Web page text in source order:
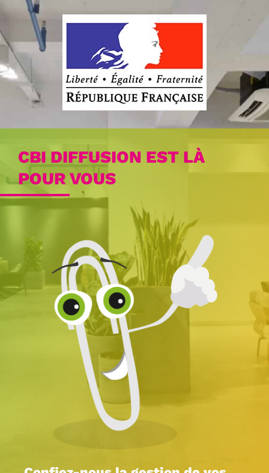
CBI DIFFUSION EST LÀ
POUR VOUS